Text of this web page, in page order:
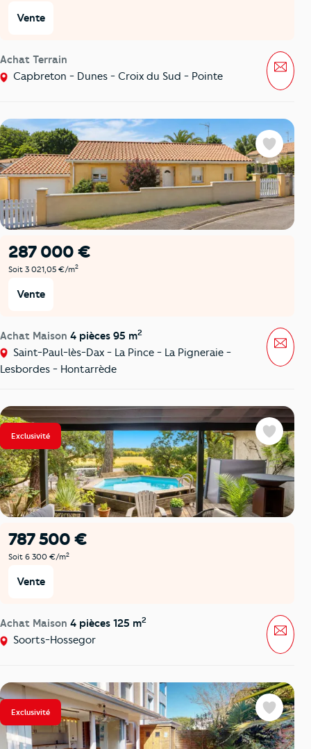
Vente
Achat Terrain
Capbreton - Dunes - Croix du Sud - Pointe
287 000 €
Soit 3 021,05 €/m2
Vente
Achat Maison 4 pièces 95 m2
Saint-Paul-lès-Dax - La Pince - La Pigneraie -
Lesbordes - Hontarrède
Favoris
Exclusivité
787 500 €
Soit 6 300 €/m2
Vente
Achat Maison 4 pièces 125 m2
Soorts-Hossegor
Favoris
Exclusivité Favoris